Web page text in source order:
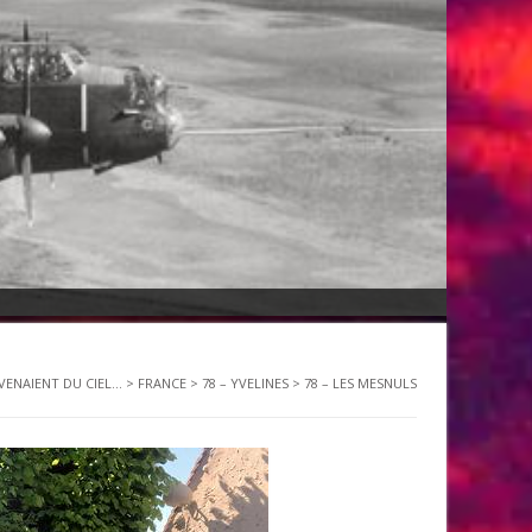
DU CIEL... > FRANCE > 78 – YVELINES > 78 – LES MESNULS